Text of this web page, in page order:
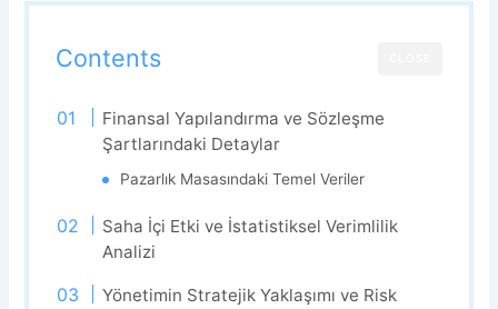
Contents
Finansal Yapılandırma ve Sözleşme
Şartlarındaki Detaylar
Pazarlık Masasındaki Temel Veriler
Saha İçi Etki ve İstatistiksel Verimlilik
Analizi
Yönetimin Stratejik Yaklaşımı ve Risk